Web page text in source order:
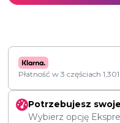
Płatność w 3 częściach
Potrzebujesz
Wybierz opcję